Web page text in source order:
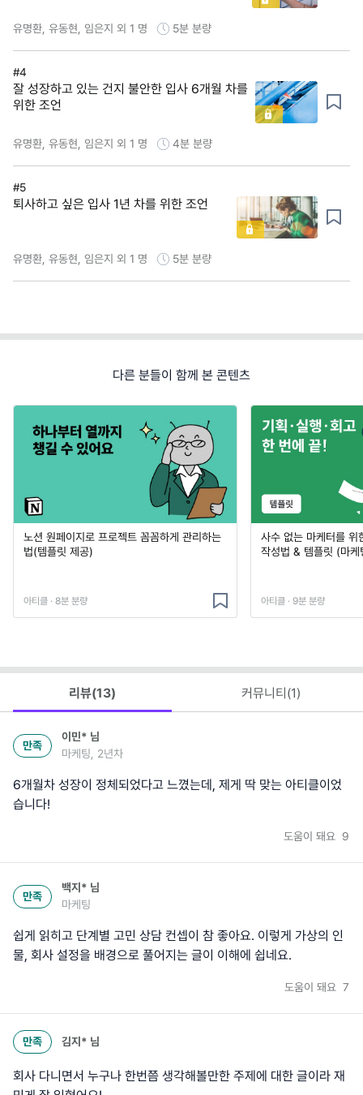
유명환, 유동현, 임은지 외 1 명 5분 분량
#4
잘 성장하고 있는 건지 불안한 입사 6개월 차를
위한 조언
유명환, 유동현, 임은지 외 1 명 4분 분량
#5
퇴사하고 싶은 입사 1년 차를 위한 조언
유명환, 유동현, 임은지 외 1 명 5분 분량
다른 분들이 함께 본 콘텐츠
노션 원페이지로 프로젝트 꼼꼼하게 관리하는
법(템플릿 제공)
아티클 · 8분 분량
사수 없는 마케터를 위
작성법 & 템플릿 (마
아티클 · 9분 분량
리뷰(13) 커뮤니티(1)
만족
이민* 님
마케팅, 2년차
6개월차 성장이 정체되었다고 느꼈는데, 제게 딱 맞는 아티클이었
습니다!
도움이 돼요 9
만족
백지* 님
마케팅
쉽게 읽히고 단계별 고민 상담 컨셉이 참 좋아요. 이렇게 가상의 인
물, 회사 설정을 배경으로 풀어지는 글이 이해에 쉽네요.
도움이 돼요 7
만족 김지* 님
회사 다니면서 누구나 한번쯤 생각해볼만한 주제에 대한 글이라 재